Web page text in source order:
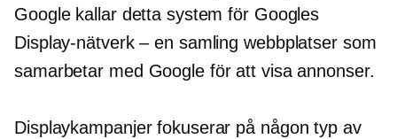
Google kallar detta system för Googles
Display-nätverk – en samling webbplatser som
samarbetar med Google för att visa annonser.
Displaykampanjer fokuserar på någon typ av